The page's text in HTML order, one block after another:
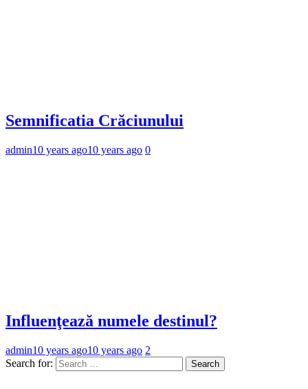
Semnificatia Crăciunului
admin10 years ago10 years ago 0
Influenţează numele destinul?
admin10 years ago10 years ago 2
Search for: